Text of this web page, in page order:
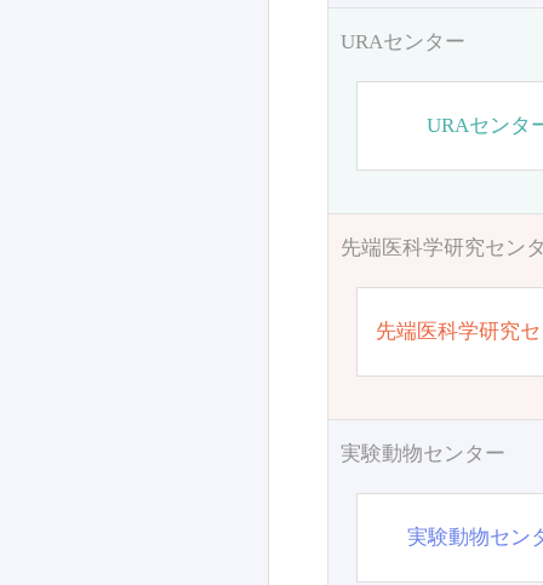
URAセンター
URAセンタ
先端医科学研究セン
先端医科学研究
実験動物センター
実験動物セン